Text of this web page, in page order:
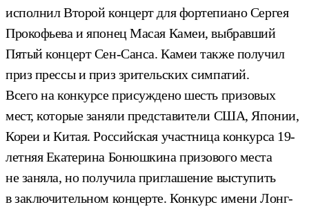
исполнил Второй концерт для фортепиано Сергея
Прокофьева и японец Масая Камеи, выбравший
Пятый концерт Сен-Санса. Камеи также получил
приз прессы и приз зрительских симпатий.
Всего на конкурсе присуждено шесть призовых
мест, которые заняли представители США, Японии,
Кореи и Китая. Российская участница конкурса 19-
летняя Екатерина Бонюшкина призового места
не заняла, но получила приглашение выступить
в заключительном концерте. Конкурс имени Лонг-